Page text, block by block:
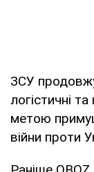
ЗСУ
логістичні
метою
війни проти